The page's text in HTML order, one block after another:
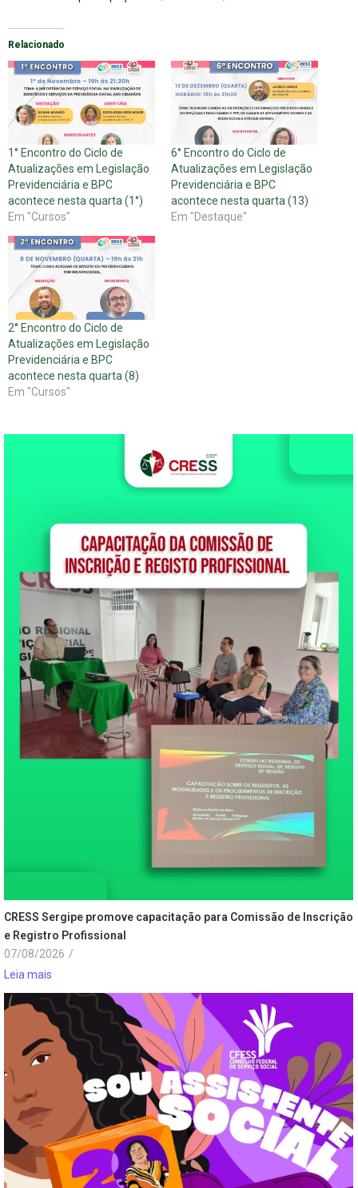
Relacionado
1° Encontro do Ciclo de
Atualizações em Legislação
Previdenciária e BPC
acontece nesta quarta (1°)
Em "Cursos"
6° Encontro do Ciclo de
Atualizações em Legislação
Previdenciária e BPC
acontece nesta quarta (13)
Em "Destaque"
2° Encontro do Ciclo de
Atualizações em Legislação
Previdenciária e BPC
acontece nesta quarta (8)
Em "Cursos"
CRESS Sergipe promove capacitação para Comissão de Inscrição
e Registro Profissional
07/08/2026 /
Leia mais